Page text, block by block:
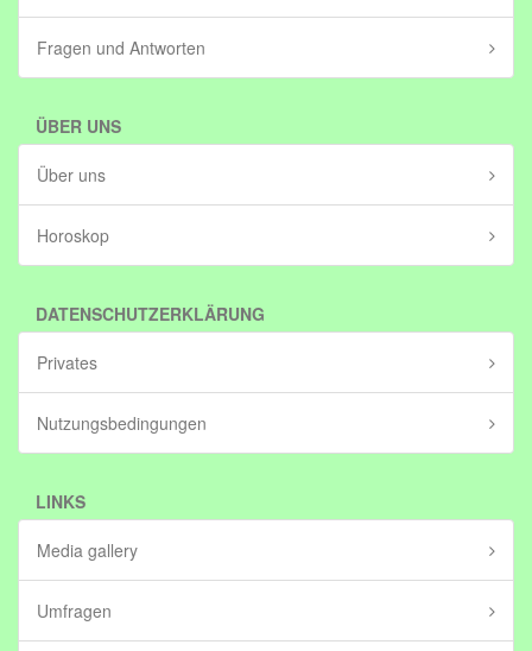
Fragen und Antworten
ÜBER UNS
Über uns
Horoskop
DATENSCHUTZERKLÄRUNG
Privates
Nutzungsbedingungen
LINKS
Media gallery
Umfragen